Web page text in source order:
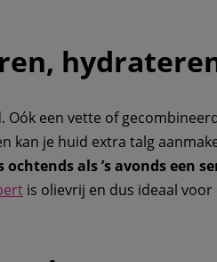
een vette of
kan je huid extra talg
als ’s avonds een
is olievrij en dus ideaal